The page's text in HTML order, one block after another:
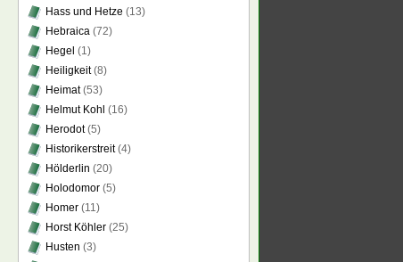
Hass und Hetze (13)
Hebraica (72)
Hegel (1)
Heiligkeit(8)
Heimat(53)
Helmut Kohl (16)
Herodot(5)
Historikerstreit(4)
Hölderlin (20)
Holodomor (5)
Homer (11)
Horst Köhler (25)
Husten (3)